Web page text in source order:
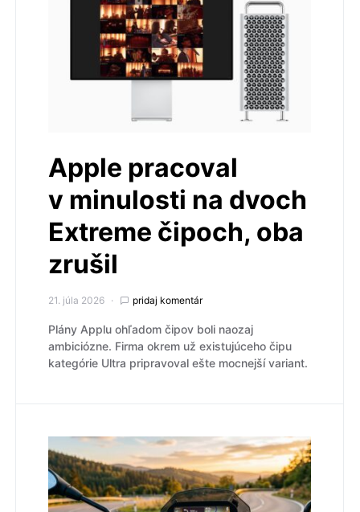
Apple pracoval
v minulosti na dvoch
Extreme čipoch, oba
zrušil
21. júla 2026 pridaj komentár
Plány Applu ohľadom čipov boli naozaj
ambiciózne. Firma okrem už existujúceho čipu
kategórie Ultra pripravoval ešte mocnejší variant.